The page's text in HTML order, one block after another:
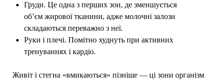
Груди. Це одна з перших зон, де зменшується
об’єм жирової тканини, адже молочні залози
складаються переважно з неї.
Руки і плечі. Помітно худнуть при активних
тренуваннях і кардіо.
Живіт і стегна «вмикаються» пізніше — ці зони організм